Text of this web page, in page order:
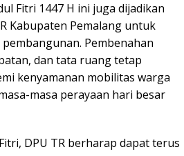
Fitri 1447 H ini juga dijadikan
Kabupaten Pemalang untuk
Pembenahan
dan tata ruang tetap
kenyamanan mobilitas warga
masa perayaan hari besar
DPU TR berharap dapat terus